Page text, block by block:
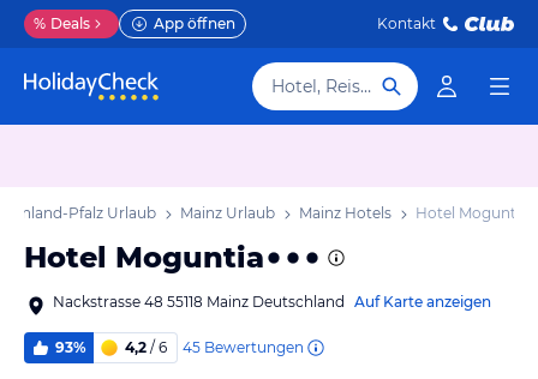
% Deals App öffnen Kontakt
Hotel, Reiseziel
Pfalz Urlaub Mainz Urlaub Mainz Hotels Hotel Moguntia
Hotel Moguntia
Nackstrasse 48 55118 Mainz Deutschland Auf Karte anzeigen
93% 4,2 / 6 45 Bewertungen